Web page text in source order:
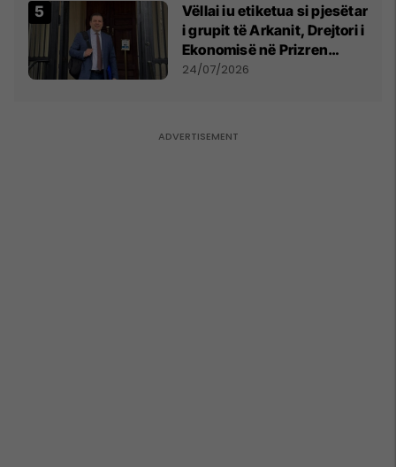
Vëllai iu etiketua si pjesëtar
i grupit të Arkanit, Drejtori i
Ekonomisë në Prizren
mohon pretendimet
24/07/2026